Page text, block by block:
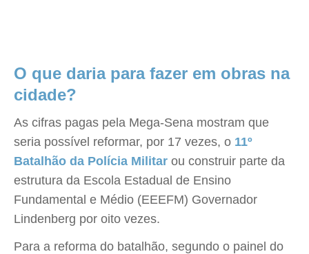
O que daria para fazer em obras na
cidade?
As cifras pagas pela Mega-Sena mostram que
seria possível reformar, por 17 vezes, o 11º
Batalhão da Polícia Militar ou construir parte da
estrutura da Escola Estadual de Ensino
Fundamental e Médio (EEEFM) Governador
Lindenberg por oito vezes.
Para a reforma do batalhão, segundo o painel do